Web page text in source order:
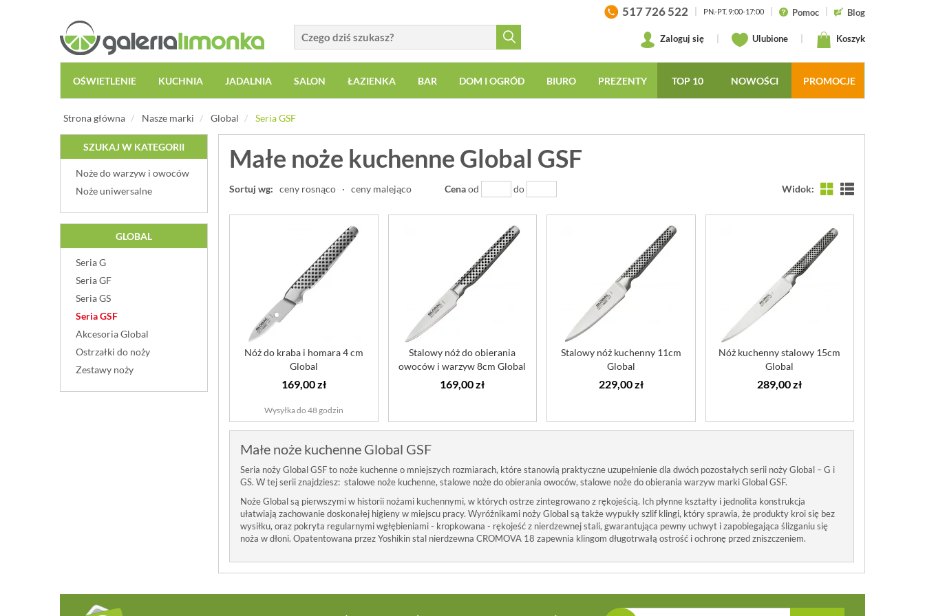
517 726 522 PN.-PT. 9:00-17:00 Pomoc Blog
Zaloguj się Ulubione Koszyk
OŚWIETLENIE KUCHNIA JADALNIA SALON ŁAZIENKA BAR DOM I OGRÓD BIURO PREZENTY TOP 10 NOWOŚCI PROMOCJE
Strona główna Nasze marki Global Seria GSF
SZUKAJ W KATEGORII
Noże do warzyw i owoców
Noże uniwersalne
GLOBAL
Seria G
Seria GF
Seria GS
Seria GSF
Akcesoria Global
Ostrzałki do noży
Zestawy noży
Małe noże kuchenne Global GSF
Sortuj wg: ceny rosnąco · ceny malejąco Cenaod do Widok:
Nóż do kraba i homara 4 cm
Global
169,00 zł
Wysyłka do 48 godzin
Stalowy nóż do obierania
owoców i warzyw 8cm Global
169,00 zł
Stalowy nóż kuchenny 11cm
Global
229,00 zł
Nóż kuchenny stalowy 15cm
Global
289,00 zł
Małe noże kuchenne Global GSF
Seria noży Global GSF to noże kuchenne o mniejszych rozmiarach, które stanowią praktyczne uzupełnienie dla dwóch pozostałych serii noży Global – G i
GS. W tej serii znajdziesz: stalowe noże kuchenne, stalowe noże do obierania owoców, stalowe noże do obierania warzyw marki Global GSF.
Noże Global są pierwszymi w historii nożami kuchennymi, w których ostrze zintegrowano z rękojeścią. Ich płynne kształty i jednolita konstrukcja
ułatwiają zachowanie doskonałej higieny w miejscu pracy. Wyróżnikami noży Global są także wypukły szlif klingi, który sprawia, że produkty kroi się bez
wysiłku, oraz pokryta regularnymi wgłębieniami - kropkowana - rękojeść z nierdzewnej stali, gwarantująca pewny uchwyt i zapobiegająca ślizganiu się
noża w dłoni. Opatentowana przez Yoshikin stal nierdzewna CROMOVA 18 zapewnia klingom długotrwałą ostrość i ochronę przed zniszczeniem.